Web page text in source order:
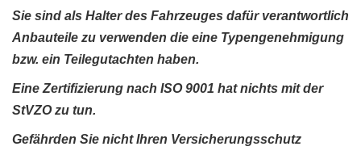
Sie sind als Halter des Fahrzeuges dafür verantwortlich
Anbauteile zu verwenden die eine Typengenehmigung
bzw. ein Teilegutachten haben.
Eine Zertifizierung nach ISO 9001 hat nichts mit der
StVZO zu tun.
Gefährden Sie nicht Ihren Versicherungsschutz